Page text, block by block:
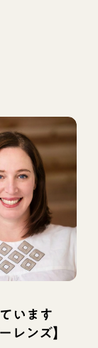
ー
ット
ンズ
用
リー
ュー
#協業
います
レンズ】